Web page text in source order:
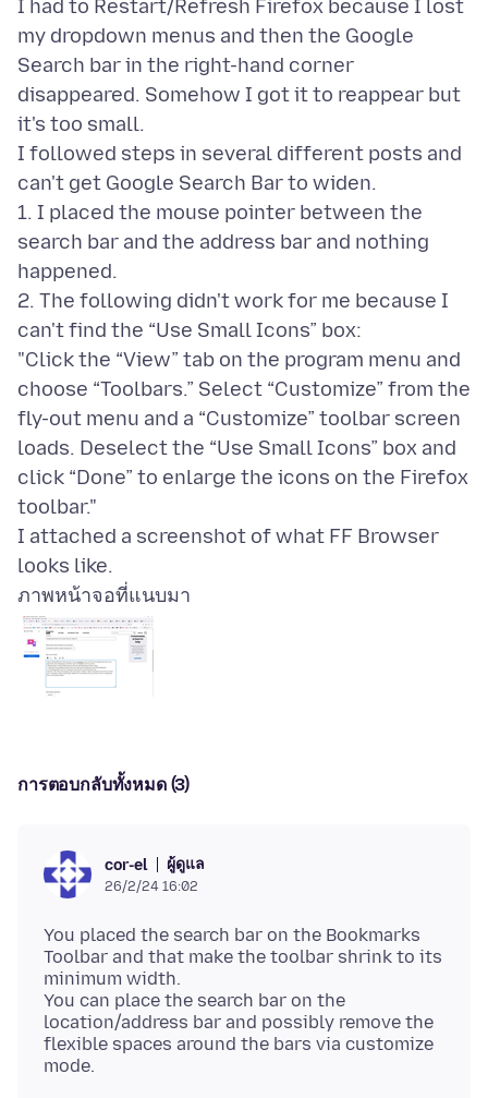
I had to Restart/Refresh Firefox because I lost
my dropdown menus and then the Google
Search bar in the right-hand corner
disappeared. Somehow I got it to reappear but
it's too small.
I followed steps in several different posts and
can't get Google Search Bar to widen.
1. I placed the mouse pointer between the
search bar and the address bar and nothing
happened.
2. The following didn't work for me because I
can't find the “Use Small Icons” box:
"Click the “View” tab on the program menu and
choose “Toolbars.” Select “Customize” from the
fly-out menu and a “Customize” toolbar screen
loads. Deselect the “Use Small Icons” box and
click “Done” to enlarge the icons on the Firefox
toolbar."
I attached a screenshot of what FF Browser
ภาพหน้าจอที่แนบมา
การตอบกลับทั้งหมด (3)
cor-el ผู้ดูแล
26/2/24 16:02
You placed the search bar on the Bookmarks
Toolbar and that make the toolbar shrink to its
minimum width.
You can place the search bar on the
location/address bar and possibly remove the
flexible spaces around the bars via customize